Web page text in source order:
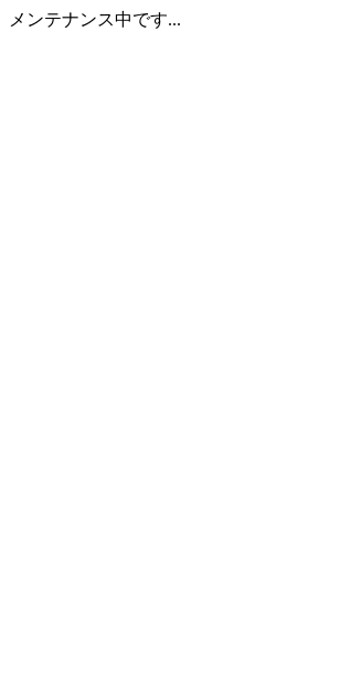
メンテナンス中です...